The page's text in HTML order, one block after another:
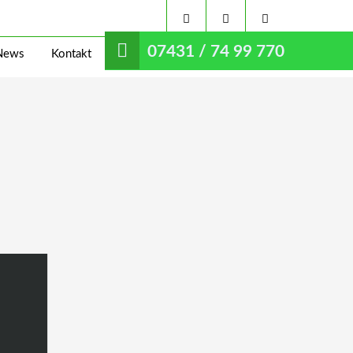
07431 / 74 99 770
Kontakt